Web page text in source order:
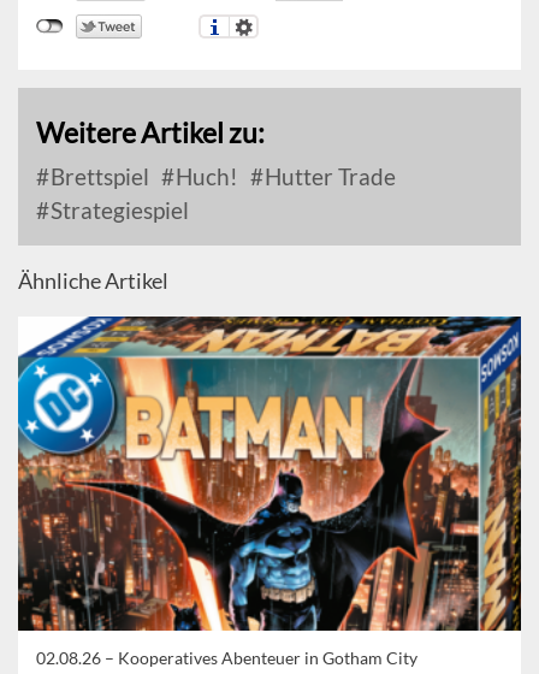
Weitere Artikel zu:
Brettspiel Huch!
Hutter Trade
Strategiespiel
Ähnliche Artikel
02.08.26 – Kooperatives Abenteuer in Gotham City